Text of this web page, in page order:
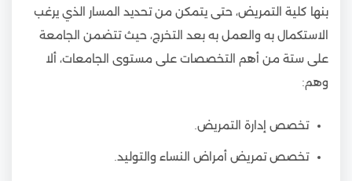
بنها كلية التمريض، حتى يتمكن من تحديد المسار الذي يرغب
الاستكمال به والعمل به بعد التخرج، حيث تتضمن الجامعة
على ستة من أهم التخصصات على مستوى الجامعات، ألا
وهم:
تخصص إدارة التمريض.
تخصص تمريض أمراض النساء والتوليد.